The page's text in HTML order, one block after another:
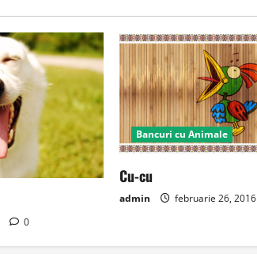
0
Bancuri cu Animale
Cu-cu
admin februarie 26, 2016